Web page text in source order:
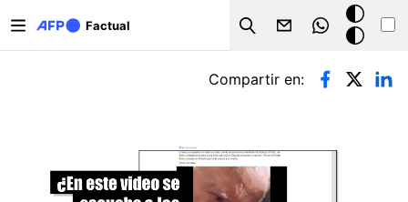
Factual
Search
Modo
oscuro
Solapas principales
Compartir en: